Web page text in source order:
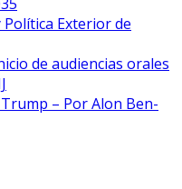
Política Exterior de
de audiencias orales
– Por Alon Ben-